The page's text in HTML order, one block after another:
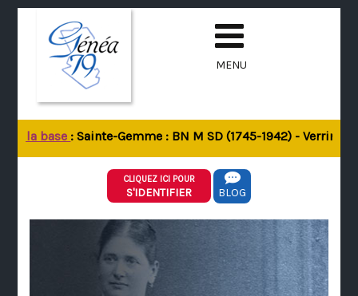
MENU
la base: Sainte-Gemme : BN M SD (1745-1942) - Verrines-
CLIQUEZ ICI POUR
S'IDENTIFIER BLOG